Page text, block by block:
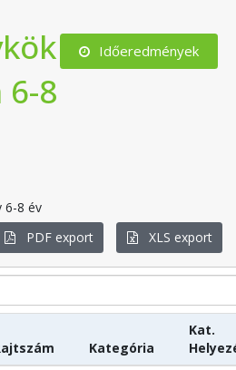
Időeredmények
8
6-8 év
PDF export XLS export
Kategória
Kat.